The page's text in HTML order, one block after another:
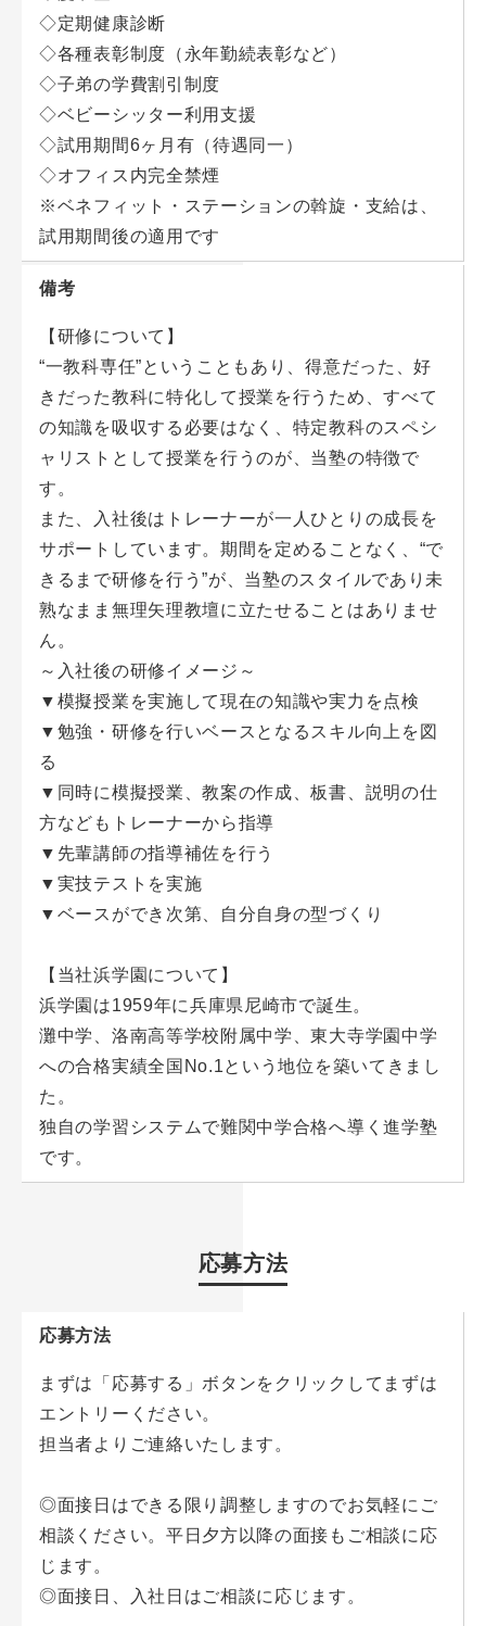
◇定期健康診断
◇各種表彰制度（永年勤続表彰など）
◇子弟の学費割引制度
◇ベビーシッター利用支援
◇試用期間6ヶ月有（待遇同一）
◇オフィス内完全禁煙
※ベネフィット・ステーションの斡旋・支給は、
試用期間後の適用です
備考
【研修について】
“一教科専任”ということもあり、得意だった、好
きだった教科に特化して授業を行うため、すべて
の知識を吸収する必要はなく、特定教科のスペシ
ャリストとして授業を行うのが、当塾の特徴で
す。
また、入社後はトレーナーが一人ひとりの成長を
サポートしています。期間を定めることなく、“で
きるまで研修を行う”が、当塾のスタイルであり未
熟なまま無理矢理教壇に立たせることはありませ
ん。
～入社後の研修イメージ～
▼模擬授業を実施して現在の知識や実力を点検
▼勉強・研修を行いベースとなるスキル向上を図
る
▼同時に模擬授業、教案の作成、板書、説明の仕
方などもトレーナーから指導
▼先輩講師の指導補佐を行う
▼実技テストを実施
▼ベースができ次第、自分自身の型づくり
【当社浜学園について】
浜学園は1959年に兵庫県尼崎市で誕生。
灘中学、洛南高等学校附属中学、東大寺学園中学
への合格実績全国No.1という地位を築いてきまし
た。
独自の学習システムで難関中学合格へ導く進学塾
です。
応募方法
応募方法
まずは「応募する」ボタンをクリックしてまずは
エントリーください。
担当者よりご連絡いたします。
◎面接日はできる限り調整しますのでお気軽にご
相談ください。平日夕方以降の面接もご相談に応
じます。
◎面接日、入社日はご相談に応じます。